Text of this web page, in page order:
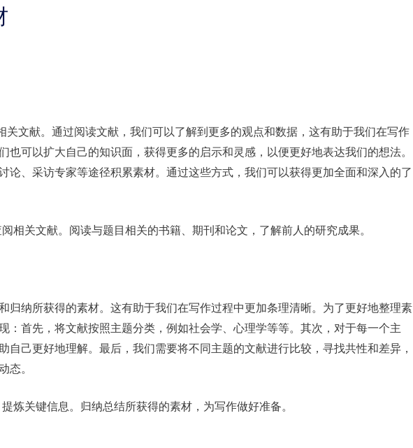
关文献。通过阅读文献，我们可以了解到更多的观点和数据，这有助于我们在写作
也可以扩大自己的知识面，获得更多的启示和灵感，以便更好地表达我们的想法。
论、采访专家等途径积累素材。通过这些方式，我们可以获得更加全面和深入的了
相关文献。阅读与题目相关的书籍、期刊和论文，了解前人的研究成果。
归纳所获得的素材。这有助于我们在写作过程中更加条理清晰。为了更好地整理素
：首先，将文献按照主题分类，例如社会学、心理学等等。其次，对于每一个主
自己更好地理解。最后，我们需要将不同主题的文献进行比较，寻找共性和差异，
态。
炼关键信息。归纳总结所获得的素材，为写作做好准备。